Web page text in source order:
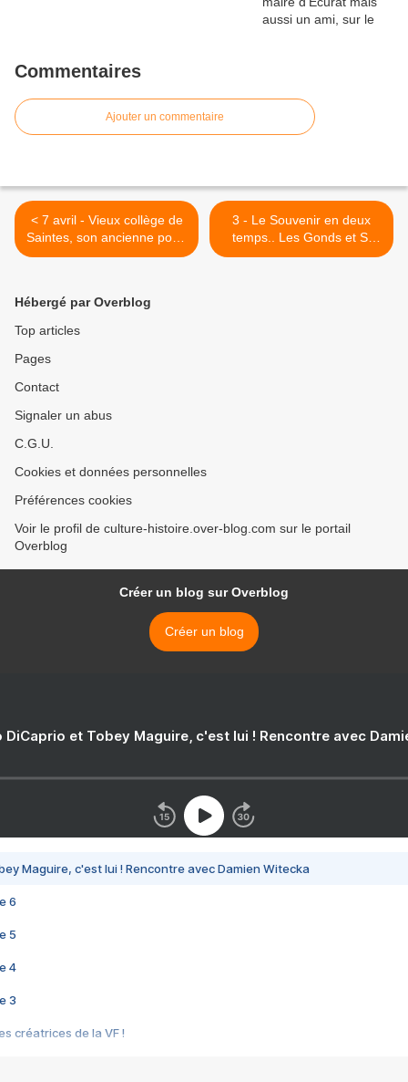
Commentaires
Ajouter un commentaire
< 7 avril - Vieux collège de
Saintes, son ancienne porte
du XVIIième, rue Fernand
3 - Le Souvenir en deux
temps.. Les Gonds et St
Georges des Côteaux - Don
Hébergé par Overblog
Top articles
Pages
Contact
Signaler un abus
C.G.U.
Cookies et données personnelles
Préférences cookies
Voir le profil de culture-histoire.over-blog.com sur le portail
Overblog
Créer un blog sur Overblog
Créer un blog
DiCaprio et Tobey Maguire, c'est lui ! Rencontre avec
Maguire, c'est lui ! Rencontre avec Damien Witecka
6
5
4
3
créatrices de la VF !